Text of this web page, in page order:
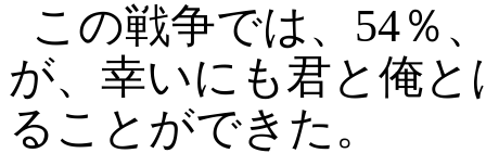
この戦争では、54％
が、幸いにも君と俺
ることができた。